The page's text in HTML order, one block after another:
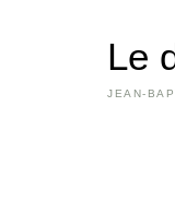
Le
JEAN-